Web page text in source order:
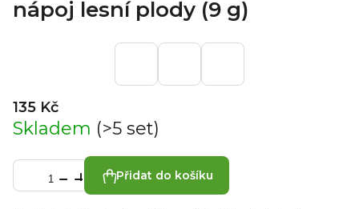
nápoj lesní plody (9 g)
135 Kč
Skladem (>5 set)
Přidat do košíku